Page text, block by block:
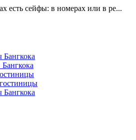
сейфы: в номерах или в ре...